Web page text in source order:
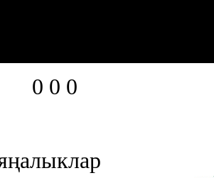
0 0 0